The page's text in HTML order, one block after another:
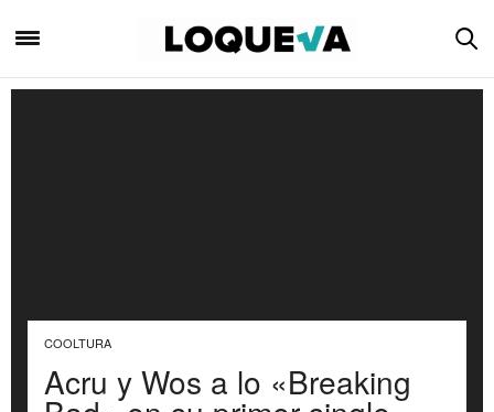
COOLTURA
Acru y Wos a lo «Breaking